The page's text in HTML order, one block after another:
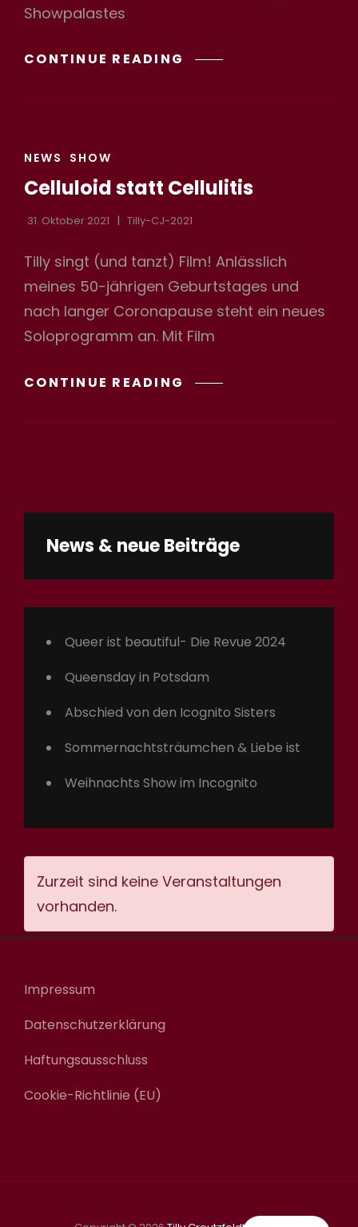
Showpalastes
CONTINUE READING INCOGNITO
CAT
NEWS SHOW
Celluloid statt Cellulitis
31. Oktober 2021 Tilly-CJ-2021
Tilly singt (und tanzt) Film! Anlässlich
meines 50-jährigen Geburtstages und
nach langer Coronapause steht ein neues
Soloprogramm an. Mit Film
CONTINUE READING CELLULOID
CELLULITIS
News & neue Beiträge
Queer ist beautiful- Die Revue 2024
Queensday in Potsdam
Abschied von den Icognito Sisters
Sommernachtsträumchen & Liebe ist
Weihnachts Show im Incognito
Zurzeit sind keine Veranstaltungen
vorhanden.
Impressum
Datenschutzerklärung
Haftungsausschluss
Cookie-Richtlinie (EU)